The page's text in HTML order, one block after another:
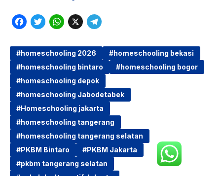
F
c
e
b
o
o
k
T
i
t
t
e
r
W
a
t
s
A
p
p
X
T
l
e
g
r
a
m
homeschooling 2026
homeschooling bekasi
homeschooling bintaro
homeschooling bogor
homeschooling depok
homeschooling Jabodetabek
Homeschooling jakarta
homeschooling tangerang
homeschooling tangerang selatan
PKBM Bintaro
PKBM Jakarta
pkbm tangerang selatan